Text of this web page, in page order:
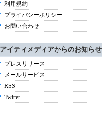
利用規約
プライバシーポリシー
お問い合わせ
アイティメディアからのお知らせ
プレスリリース
メールサービス
RSS
Twitter